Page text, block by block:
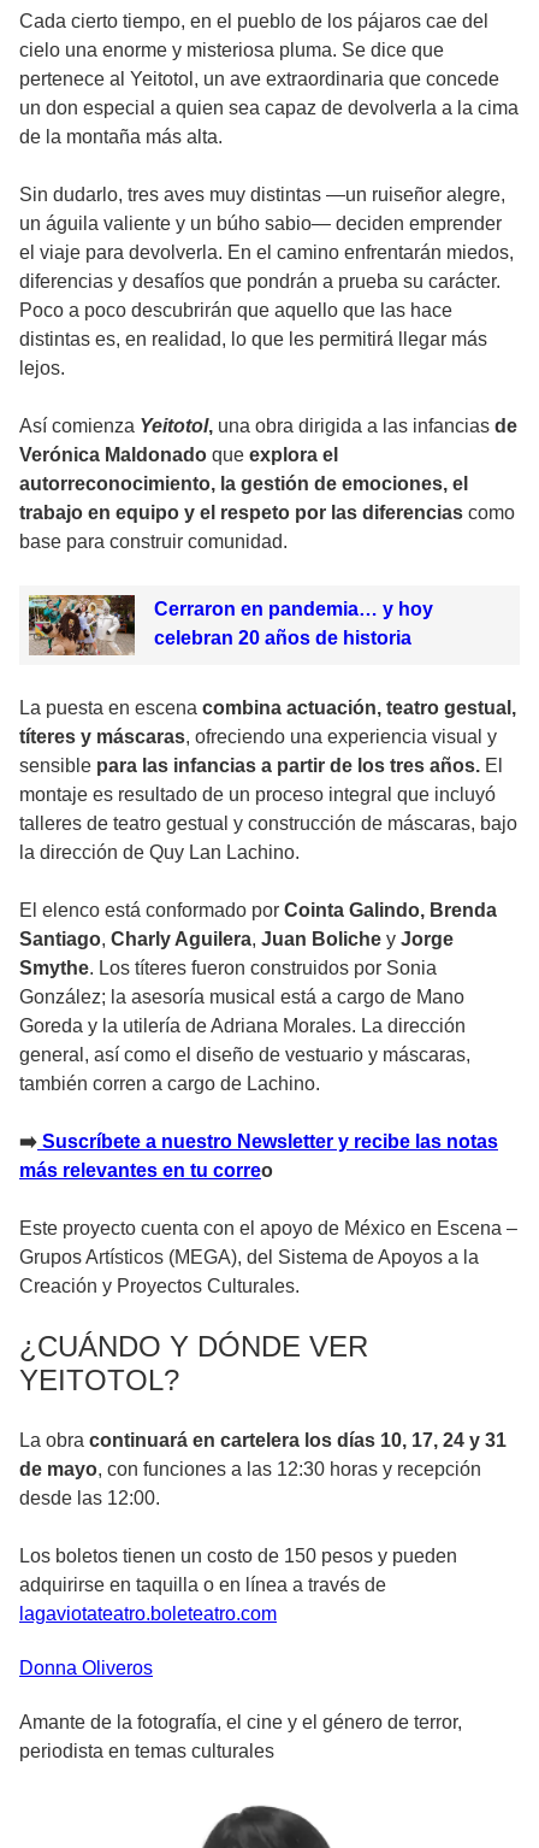
Cada cierto tiempo, en el pueblo de los pájaros cae del
cielo una enorme y misteriosa pluma. Se dice que
pertenece al Yeitotol, un ave extraordinaria que concede
un don especial a quien sea capaz de devolverla a la cima
de la montaña más alta.
Sin dudarlo, tres aves muy distintas —un ruiseñor alegre,
un águila valiente y un búho sabio— deciden emprender
el viaje para devolverla. En el camino enfrentarán miedos,
diferencias y desafíos que pondrán a prueba su carácter.
Poco a poco descubrirán que aquello que las hace
distintas es, en realidad, lo que les permitirá llegar más
lejos.
Así comienza Yeitotol, una obra dirigida a las infancias de
Verónica Maldonado que explora el
autorreconocimiento, la gestión de emociones, el
trabajo en equipo y el respeto por las diferencias como
base para construir comunidad.
Cerraron en pandemia… y hoy
celebran 20 años de historia
La puesta en escena combina actuación, teatro gestual,
títeres y máscaras, ofreciendo una experiencia visual y
sensible para las infancias a partir de los tres años. El
montaje es resultado de un proceso integral que incluyó
talleres de teatro gestual y construcción de máscaras, bajo
la dirección de Quy Lan Lachino.
El elenco está conformado por Cointa Galindo, Brenda
Santiago, Charly Aguilera, Juan Boliche y Jorge
Smythe. Los títeres fueron construidos por Sonia
González; la asesoría musical está a cargo de Mano
Goreda y la utilería de Adriana Morales. La dirección
general, así como el diseño de vestuario y máscaras,
también corren a cargo de Lachino.
➡ Suscríbete a nuestro Newsletter y recibe las notas
más relevantes en tu correo
Este proyecto cuenta con el apoyo de México en Escena –
Grupos Artísticos (MEGA), del Sistema de Apoyos a la
Creación y Proyectos Culturales.
¿CUÁNDO Y DÓNDE VER
YEITOTOL?
La obra continuará en cartelera los días 10, 17, 24 y 31
de mayo, con funciones a las 12:30 horas y recepción
desde las 12:00.
Los boletos tienen un costo de 150 pesos y pueden
adquirirse en taquilla o en línea a través de
lagaviotateatro.boleteatro.com
Donna Oliveros
Amante de la fotografía, el cine y el género de terror,
periodista en temas culturales